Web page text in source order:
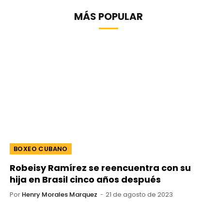
MÁS POPULAR
BOXEO CUBANO
Robeisy Ramírez se reencuentra con su
hija en Brasil cinco años después
Por Henry Morales Marquez 21 de agosto de 2023